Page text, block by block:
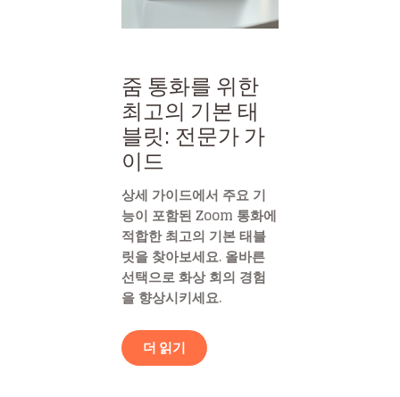
줌 통화를 위한
최고의 기본 태
블릿: 전문가 가
이드
상세 가이드에서 주요 기
능이 포함된 Zoom 통화에
적합한 최고의 기본 태블
릿을 찾아보세요. 올바른
선택으로 화상 회의 경험
을 향상시키세요.
더 읽기